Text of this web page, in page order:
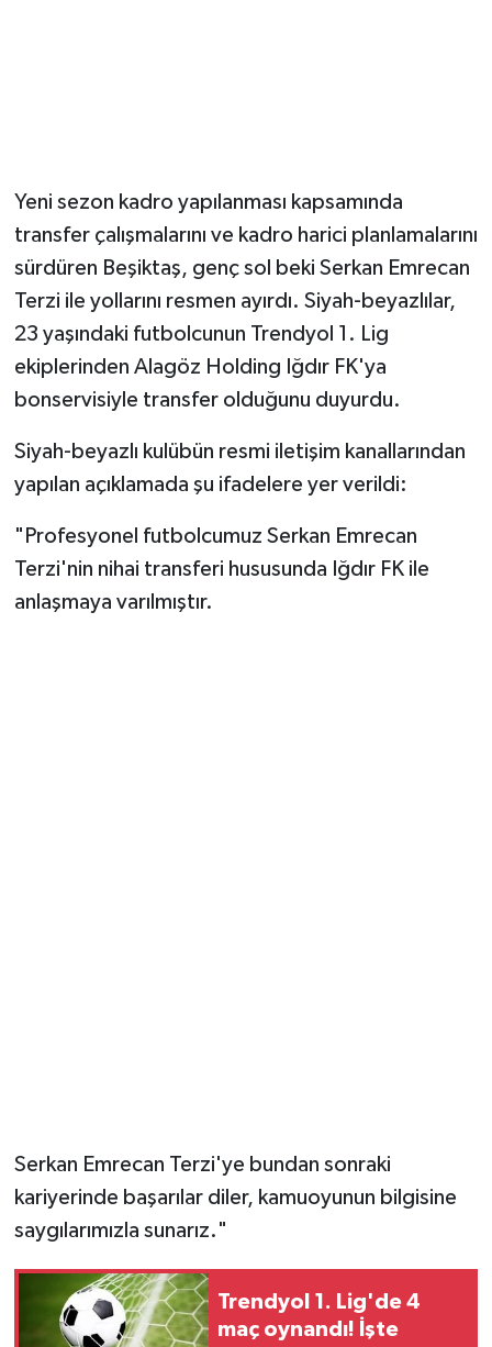
Yeni sezon kadro yapılanması kapsamında
transfer çalışmalarını ve kadro harici planlamalarını
sürdüren Beşiktaş, genç sol beki Serkan Emrecan
Terzi ile yollarını resmen ayırdı. Siyah-beyazlılar,
23 yaşındaki futbolcunun Trendyol 1. Lig
ekiplerinden Alagöz Holding Iğdır FK'ya
bonservisiyle transfer olduğunu duyurdu.
Siyah-beyazlı kulübün resmi iletişim kanallarından
yapılan açıklamada şu ifadelere yer verildi:
"Profesyonel futbolcumuz Serkan Emrecan
Terzi'nin nihai transferi hususunda Iğdır FK ile
anlaşmaya varılmıştır.
Serkan Emrecan Terzi'ye bundan sonraki
kariyerinde başarılar diler, kamuoyunun bilgisine
saygılarımızla sunarız."
Trendyol 1. Lig'de 4
maç oynandı! İşte